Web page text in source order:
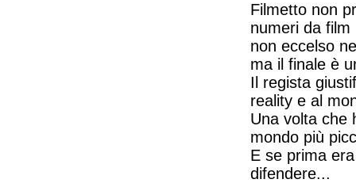
Filmetto non
numeri da
non eccelso
ma il finale è
Il regista
reality e al
Una volta che
mondo più
E se prima
difendere...